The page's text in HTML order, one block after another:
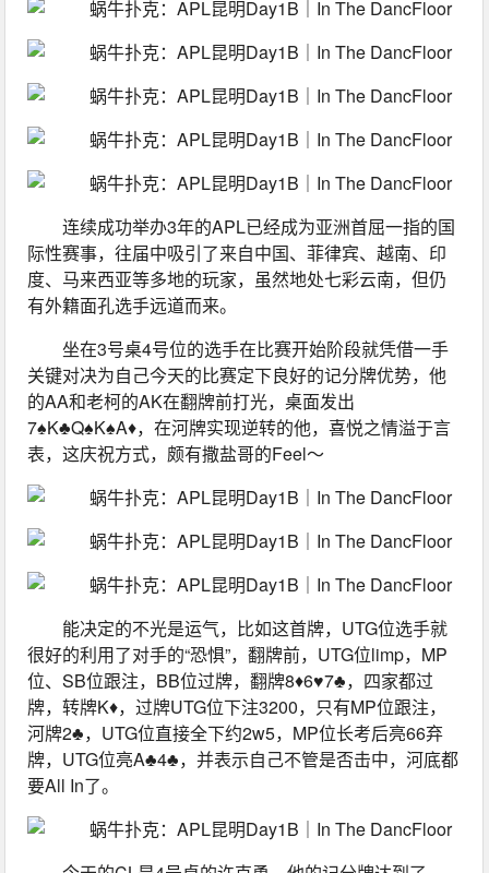
连续成功举办3年的APL已经成为亚洲首屈一指的国
际性赛事，往届中吸引了来自中国、菲律宾、越南、印
度、马来西亚等多地的玩家，虽然地处七彩云南，但仍
有外籍面孔选手远道而来。
坐在3号桌4号位的选手在比赛开始阶段就凭借一手
关键对决为自己今天的比赛定下良好的记分牌优势，他
的AA和老柯的AK在翻牌前打光，桌面发出
7♠️K♣️Q♠️K♠️A♦️，在河牌实现逆转的他，喜悦之情溢于言
表，这庆祝方式，颇有撒盐哥的Feel～
能决定的不光是运气，比如这首牌，UTG位选手就
很好的利用了对手的“恐惧”，翻牌前，UTG位limp，MP
位、SB位跟注，BB位过牌，翻牌8♦️6♥️7♣️，四家都过
牌，转牌K♦️，过牌UTG位下注3200，只有MP位跟注，
河牌2♣️，UTG位直接全下约2w5，MP位长考后亮66弃
牌，UTG位亮A♣️4♣️，并表示自己不管是否击中，河底都
要All In了。